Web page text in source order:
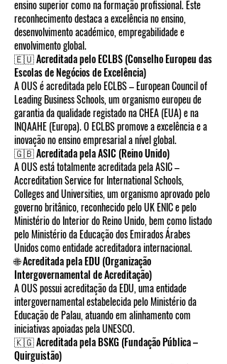
ensino superior como na formação profissional. Este
reconhecimento destaca a excelência no ensino,
desenvolvimento académico, empregabilidade e
envolvimento global.
🇪🇺 Acreditada pelo ECLBS (Conselho Europeu das
Escolas de Negócios de Excelência)
A OUS é acreditada pelo ECLBS – European Council of
Leading Business Schools, um organismo europeu de
garantia da qualidade registado na CHEA (EUA) e na
INQAAHE (Europa). O ECLBS promove a excelência e a
inovação no ensino empresarial a nível global.
🇬🇧 Acreditada pela ASIC (Reino Unido)
A OUS está totalmente acreditada pela ASIC –
Accreditation Service for International Schools,
Colleges and Universities, um organismo aprovado pelo
governo britânico, reconhecido pelo UK ENIC e pelo
Ministério do Interior do Reino Unido, bem como listado
pelo Ministério da Educação dos Emirados Árabes
Unidos como entidade acreditadora internacional.
🌐 Acreditada pela EDU (Organização
Intergovernamental de Acreditação)
A OUS possui acreditação da EDU, uma entidade
intergovernamental estabelecida pelo Ministério da
Educação de Palau, atuando em alinhamento com
iniciativas apoiadas pela UNESCO.
🇰🇬 Acreditada pela BSKG (Fundação Pública –
Quirguistão)